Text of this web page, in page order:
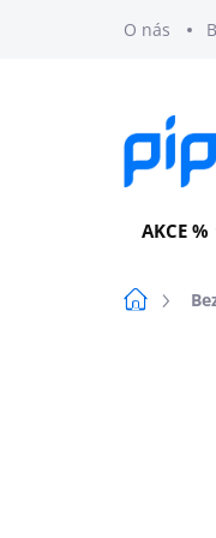
O nás
AKCE %
Domů